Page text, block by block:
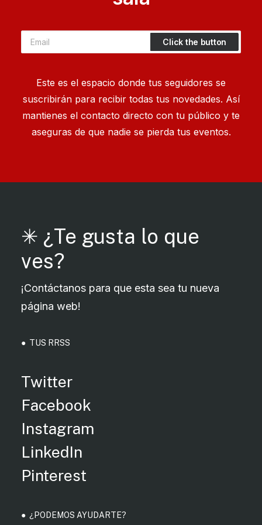
Este es el espacio donde tus seguidores se
suscribirán para recibir todas tus novedades. Así
mantienes el contacto directo con tu público y te
aseguras de que nadie se pierda tus eventos.
✳︎ ¿Te gusta lo que
ves?
¡Contáctanos para que esta sea tu nueva
página web!
● TUS RRSS
Twitter
Facebook
Instagram
LinkedIn
Pinterest
● ¿PODEMOS AYUDARTE?